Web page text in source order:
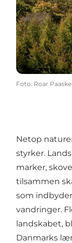
Foto: Roar Paaske
Netop
styrker.
marker,
tilsammen
som
vandringer.
landskabet,
Danmarks